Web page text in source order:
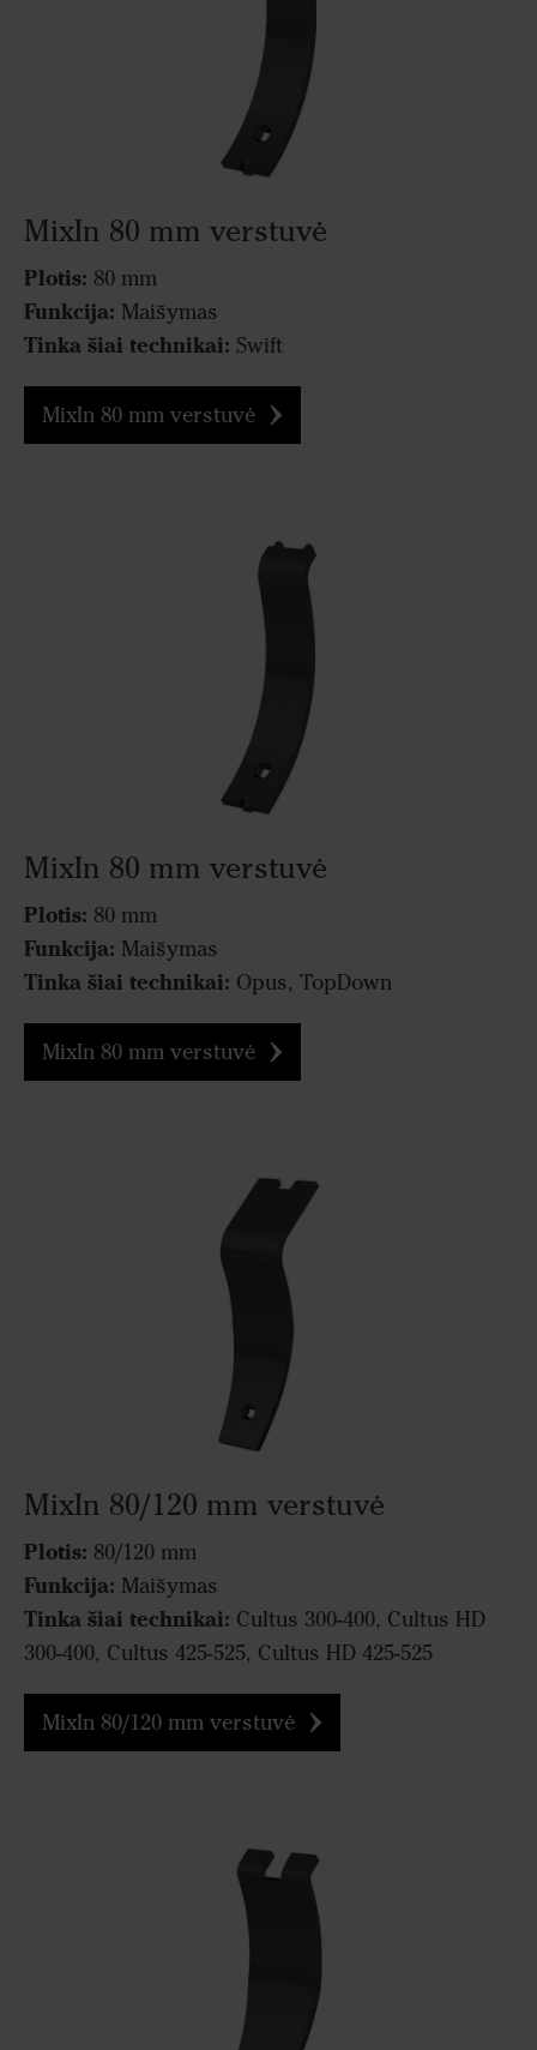
MixIn 80 mm verstuvė
Plotis: 80 mm
Funkcija: Maišymas
Tinka šiai technikai: Swift
MixIn 80 mm verstuvė
MixIn 80 mm verstuvė
Plotis: 80 mm
Funkcija: Maišymas
Tinka šiai technikai: Opus, TopDown
MixIn 80 mm verstuvė
MixIn 80/120 mm verstuvė
Plotis: 80/120 mm
Funkcija: Maišymas
Tinka šiai technikai: Cultus 300-400, Cultus HD
300-400, Cultus 425-525, Cultus HD 425-525
MixIn 80/120 mm verstuvė